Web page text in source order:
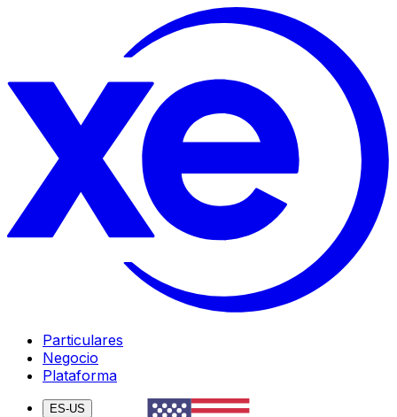
Particulares
Negocio
Plataforma
ES-US